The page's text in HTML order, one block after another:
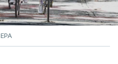
EPA